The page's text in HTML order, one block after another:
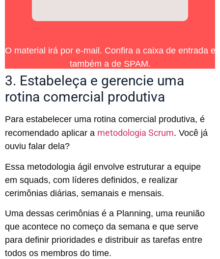
O material irá por e-mail. Confira a caixa de entrada e
também a de SPAM.
3. Estabeleça e gerencie uma
rotina comercial produtiva
Para estabelecer uma rotina comercial produtiva, é
recomendado aplicar a metodologia Scrum. Você já
ouviu falar dela?
Essa metodologia ágil envolve estruturar a equipe
em squads, com líderes definidos, e realizar
cerimônias diárias, semanais e mensais.
Uma dessas cerimônias é a Planning, uma reunião
que acontece no começo da semana e que serve
para definir prioridades e distribuir as tarefas entre
todos os membros do time.